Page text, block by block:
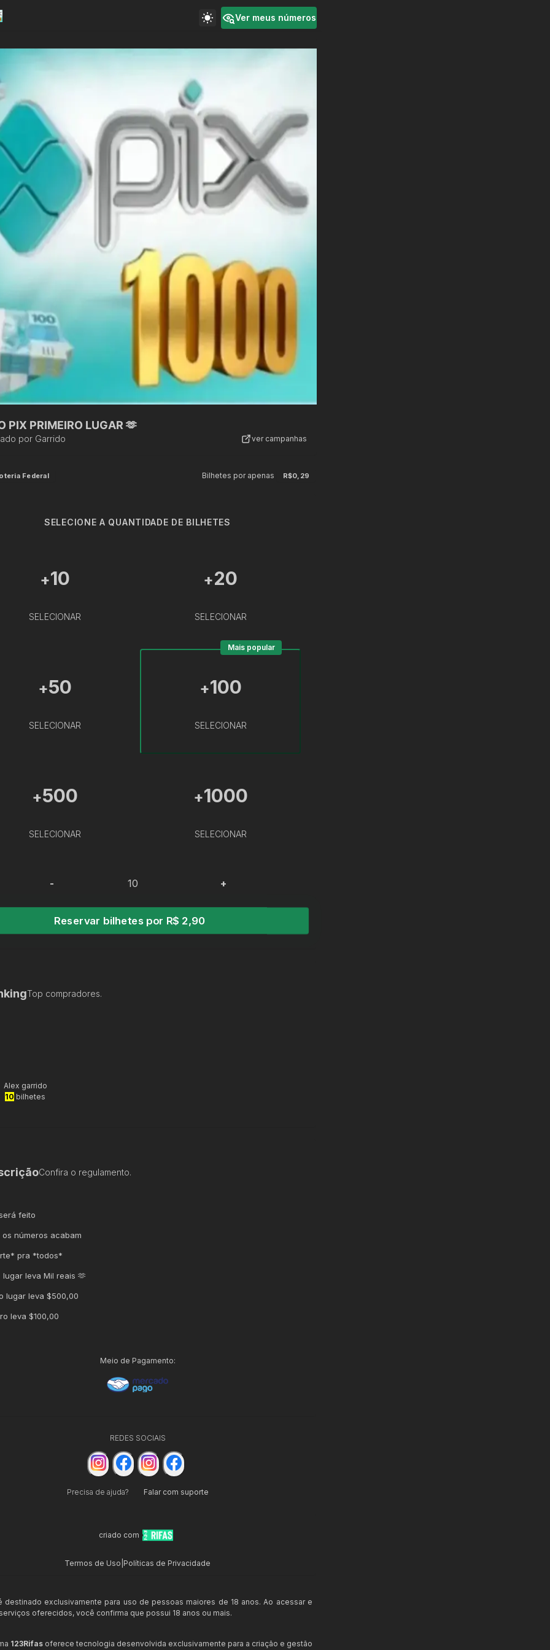
Ver meus números
NO PIX PRIMEIRO LUGAR 🫶
por Garrido ver campanhas
Federal Bilhetes por apenas R$0,29
SELECIONE A QUANTIDADE DE BILHETES
+10
SELECIONAR
+20
SELECIONAR
+50
SELECIONAR
+100
SELECIONAR
Mais popular
+500
SELECIONAR
+1000
SELECIONAR
- +
Reservar bilhetes por R$ 2,90
Top compradores.
Alex garrido
10 bilhetes
Confira o regulamento.
feito
os números acabam
pra *todos*
lugar leva Mil reais 🫶
lugar leva $500,00
leva $100,00
Meio de Pagamento:
REDES SOCIAIS
Precisa de ajuda? Falar com suporte
criado com
Termos de Uso Políticas de Privacidade
destinado exclusivamente para uso de pessoas maiores de 18 anos. Ao acessar e
oferecidos, você confirma que possui 18 anos ou mais.
123Rifas oferece tecnologia desenvolvida exclusivamente para a criação e gestão